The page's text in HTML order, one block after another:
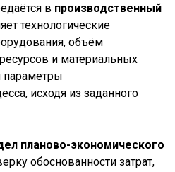
в производственный
технологические
объём
и материальных
параметры
исходя из заданного
планово-экономического
обоснованности затрат,